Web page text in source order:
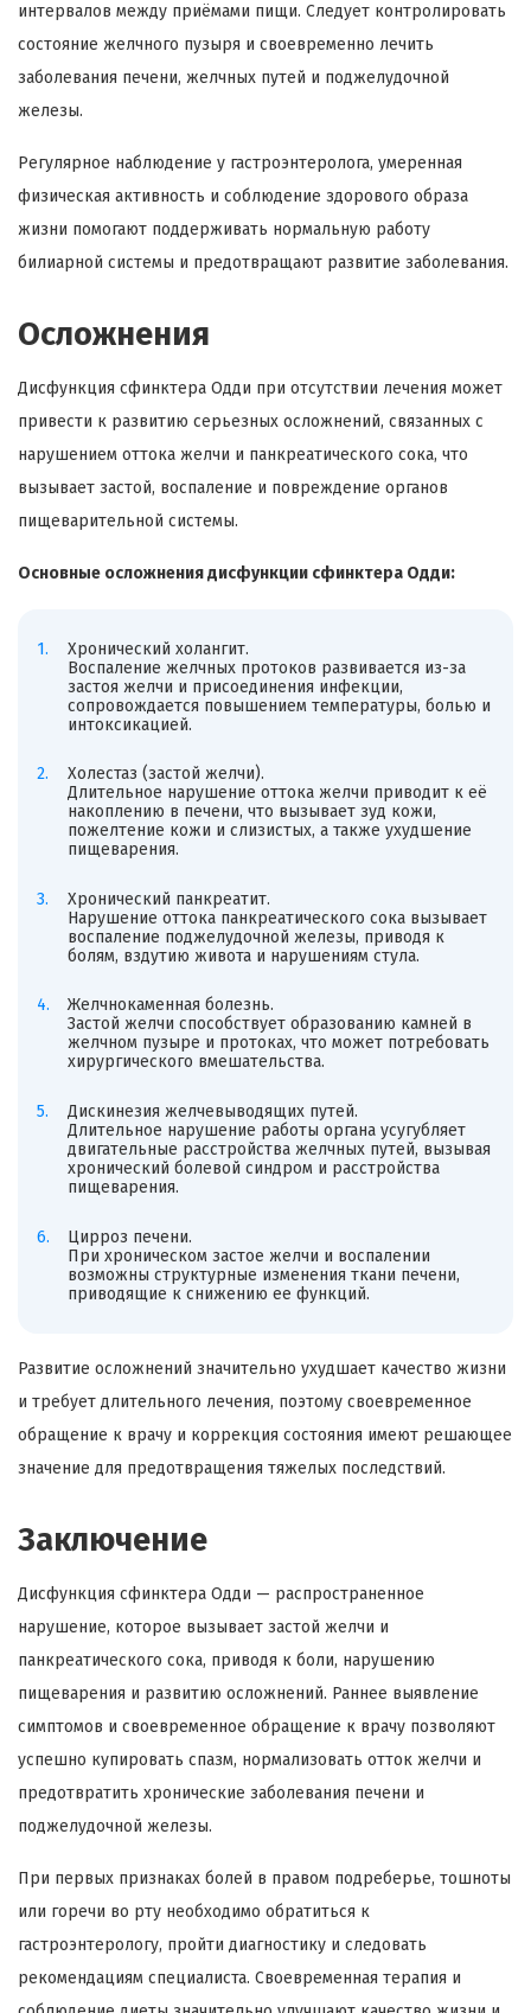
интервалов между приёмами пищи. Следует контролировать
состояние желчного пузыря и своевременно лечить
заболевания печени, желчных путей и поджелудочной
железы.
Регулярное наблюдение у гастроэнтеролога, умеренная
физическая активность и соблюдение здорового образа
жизни помогают поддерживать нормальную работу
билиарной системы и предотвращают развитие заболевания.
Осложнения
Дисфункция сфинктера Одди при отсутствии лечения может
привести к развитию серьезных осложнений, связанных с
нарушением оттока желчи и панкреатического сока, что
вызывает застой, воспаление и повреждение органов
пищеварительной системы.
Основные осложнения дисфункции сфинктера Одди:
Хронический холангит.
Воспаление желчных протоков развивается из-за
застоя желчи и присоединения инфекции,
сопровождается повышением температуры, болью и
интоксикацией.
Холестаз (застой желчи).
Длительное нарушение оттока желчи приводит к её
накоплению в печени, что вызывает зуд кожи,
пожелтение кожи и слизистых, а также ухудшение
пищеварения.
Хронический панкреатит.
Нарушение оттока панкреатического сока вызывает
воспаление поджелудочной железы, приводя к
болям, вздутию живота и нарушениям стула.
Желчнокаменная болезнь.
Застой желчи способствует образованию камней в
желчном пузыре и протоках, что может потребовать
хирургического вмешательства.
Дискинезия желчевыводящих путей.
Длительное нарушение работы органа усугубляет
двигательные расстройства желчных путей, вызывая
хронический болевой синдром и расстройства
пищеварения.
Цирроз печени.
При хроническом застое желчи и воспалении
возможны структурные изменения ткани печени,
приводящие к снижению ее функций.
Развитие осложнений значительно ухудшает качество жизни
и требует длительного лечения, поэтому своевременное
обращение к врачу и коррекция состояния имеют решающее
значение для предотвращения тяжелых последствий.
Заключение
Дисфункция сфинктера Одди — распространенное
нарушение, которое вызывает застой желчи и
панкреатического сока, приводя к боли, нарушению
пищеварения и развитию осложнений. Раннее выявление
симптомов и своевременное обращение к врачу позволяют
успешно купировать спазм, нормализовать отток желчи и
предотвратить хронические заболевания печени и
поджелудочной железы.
При первых признаках болей в правом подреберье, тошноты
или горечи во рту необходимо обратиться к
гастроэнтерологу, пройти диагностику и следовать
рекомендациям специалиста. Своевременная терапия и